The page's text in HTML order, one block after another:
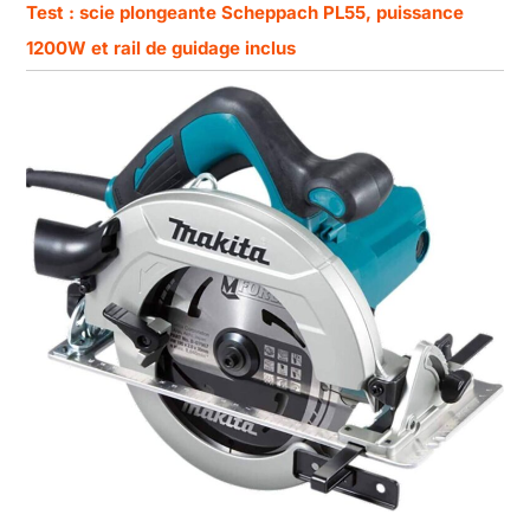
Test : scie plongeante Scheppach PL55, puissance
1200W et rail de guidage inclus